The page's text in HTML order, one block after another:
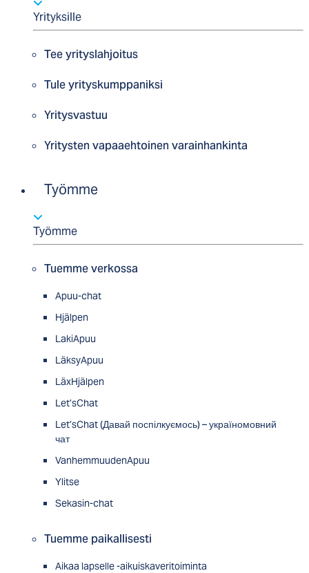
Yrityksille
Tee yrityslahjoitus
Tule yrityskumppaniksi
Yritysvastuu
Yritysten vapaaehtoinen varainhankinta
Työmme
Työmme
Tuemme verkossa
Apuu-chat
Hjälpen
LakiApuu
LäksyApuu
LäxHjälpen
Let’sChat
Let’sChat (Давай поспілкуємось) – україномовний
чат
VanhemmuudenApuu
Ylitse
Sekasin-chat
Tuemme paikallisesti
Aikaa lapselle -aikuiskaveritoiminta